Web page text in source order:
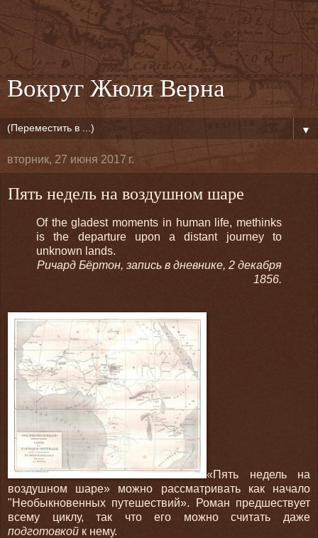
Вокруг Жюля Верна
▼
вторник, 27 июня 2017 г.
Пять недель на воздушном шаре
Of the gladest moments in human life, methinks
is the departure upon a distant journey to
unknown lands.
Ричард Бёртон, запись в дневнике, 2 декабря
1856.
«Пять недель на
воздушном шаре» можно рассматривать как начало
"Необыкновенных путешествий». Роман предшествует
всему циклу, так что его можно считать даже
подготовкой к нему.